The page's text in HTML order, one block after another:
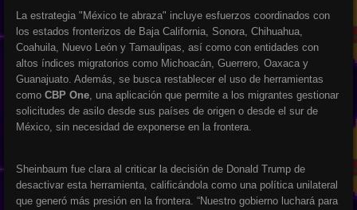
La estrategia "México te abraza" incluye esfuerzos coordinados con
los estados fronterizos de Baja California, Sonora, Chihuahua,
Coahuila, Nuevo León y Tamaulipas, así como con entidades con
altos índices migratorios como Michoacán, Guerrero, Oaxaca y
Guanajuato. Además, se busca restablecer el uso de herramientas
como CBP One, una aplicación que permite a los migrantes gestionar
solicitudes de asilo desde sus países de origen o desde el sur de
México, sin necesidad de exponerse en la frontera.
Sheinbaum fue clara al criticar la decisión de Donald Trump de
desactivar esta herramienta, calificándola como una política unilateral
que generó más presión en la frontera. “Nuestro gobierno luchará para